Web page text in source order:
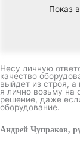
Показ
Несу личную
качество
выйдет из строя,
я лично возьму на
решение, даже
оборудование.
Андрей Чупраков,